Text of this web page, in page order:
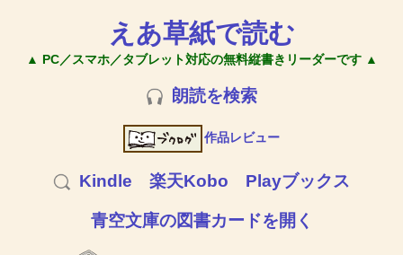
えあ草紙で読む
▲ PC／スマホ／タブレット対応の無料縦書きリーダーです ▲
朗読を検索
作品レビュー
Kindle 楽天Kobo Playブックス
青空文庫の図書カードを開く